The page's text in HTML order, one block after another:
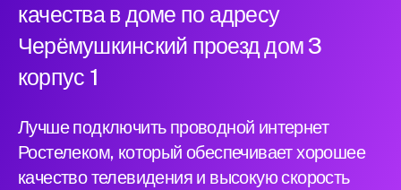
качества в доме по адресу
Черёмушкинский проезд дом 3
корпус 1
Лучше подключить проводной интернет
Ростелеком, который обеспечивает хорошее
качество телевидения и высокую скорость